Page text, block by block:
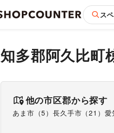
ス
知多郡阿久比町
他の市区郡から探す
あま市 （5）長久手市 （21 ） 愛